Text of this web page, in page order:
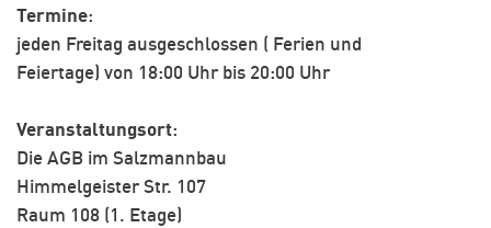
Termine:
jeden Freitag ausgeschlossen ( Ferien und
Feiertage) von 18:00 Uhr bis 20:00 Uhr
Veranstaltungsort:
Die AGB im Salzmannbau
Himmelgeister Str. 107
Raum 108 (1. Etage)